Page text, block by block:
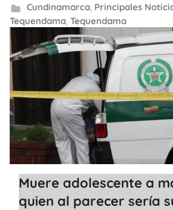
Cundinamarca, Principales
Tequendama Tequendama
Muere adolescente a
quien al parecer sería